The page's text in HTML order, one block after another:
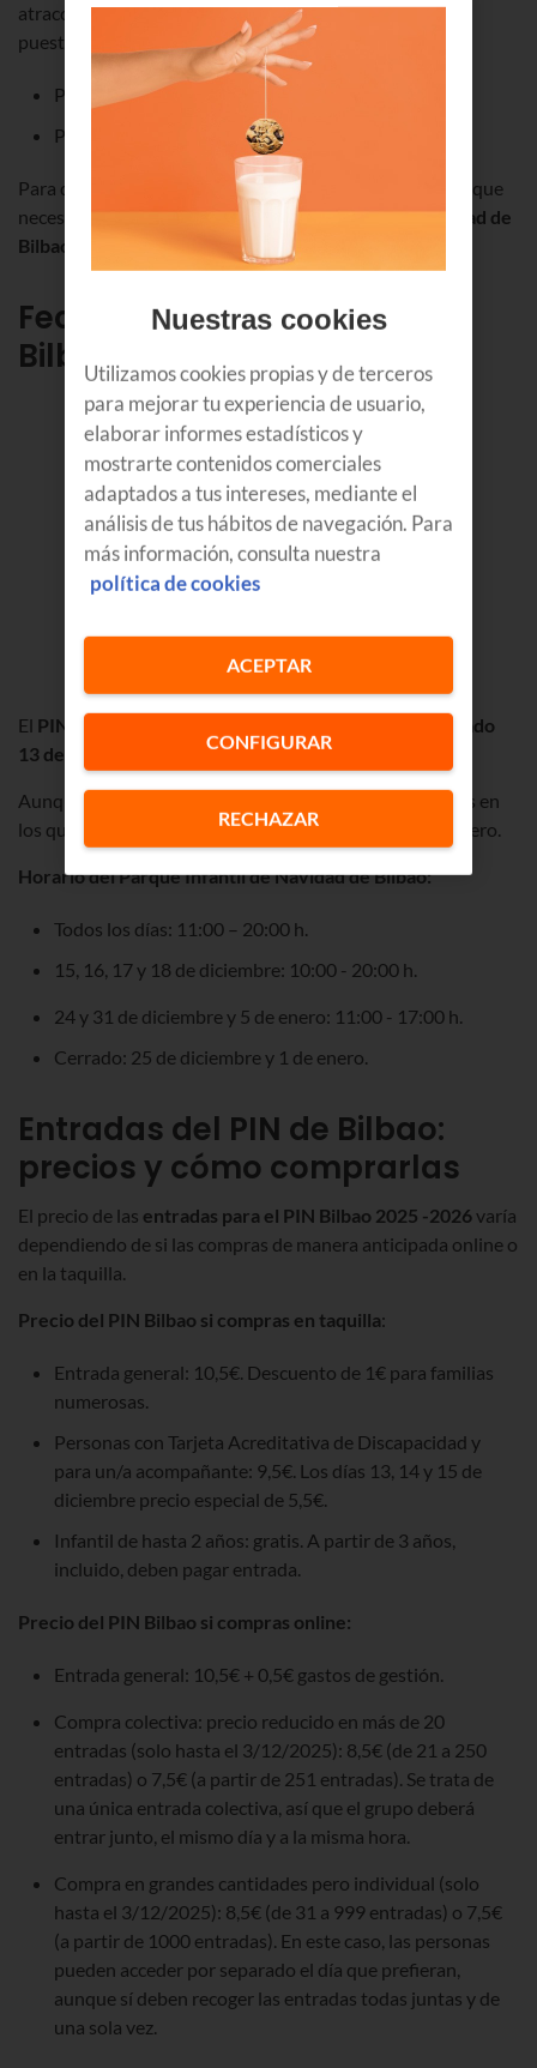
atracciones,actividades, talleres, torneos deportivos
puestos para comer
Pabellones 5 y 1: barracas.
Pabellones 3 y 1: talleres y actividades.
Para que no te pierdas nada, ahora te contamos todo lo que
necesitar saber para acudir al
Parque Infantil de Navidad de
Bilbao
2025 - 2026.
Fechas y horario del PIN en
Bilbao 2025 - 2026
Fuente:PIN Bilbao
El PIN en Bilbao 2025 – 2026
sábado
13 de diciembre al lunes 5 de enero.
Aunque debes tener en cuenta que hay
días festivos en
los que permanecerá cerrado: 25 de diciembre
y 1 de enero.
Horario del Parque Infantil de Navidadde Bilbao:
Todos los días: 11:00 – 20:00 h.
15, 16, 17 y 18 de diciembre: 10:00 - 20:00 h.
24 y 31 de diciembre y 5 de enero: 11:00 - 17:00 h.
Cerrado: 25 de diciembre y 1 de enero.
Entradas del PIN de Bilbao:
precios y cómo comprarlas
El precio de las entradas para el PIN Bilbao 2025 -2026varía
dependiendo de si las compras de manera anticipada online o
en la taquilla.
Precio del PIN Bilbao si compras en taquilla:
Entrada general: 10,5€. Descuento de 1€ para familias
numerosas.
Personas con Tarjeta Acreditativa de Discapacidad y
para un/a acompañante: 9,5€. Los días 13, 14 y 15 de
diciembre precio especial de 5,5€.
Infantil de hasta 2 años: gratis. A partir de 3 años,
incluido, deben pagar entrada.
Precio del PIN Bilbao si compras online:
Entrada general: 10,5€ + 0,5€ gastos de gestión.
Compra colectiva: precio reducido en más de 20
entradas (solo hasta el 3/12/2025): 8,5€ (de 21 a 250
entradas) o 7,5€ (a partir de 251 entradas). Se trata de
una única entrada colectiva, así que el grupo deberá
entrar junto, el mismo día y a la misma hora.
Compra en grandes cantidades pero individual (solo
hasta el 3/12/2025): 8,5€ (de 31 a 999 entradas) o 7,5€
(a partir de 1000 entradas). En este caso, las personas
pueden acceder por separado el día que prefieran,
aunque sí deben recoger las entradas todas juntas y de
una sola vez.
Nuestras cookies
Utilizamos cookies propias y de terceros
para mejorar tu experiencia de usuario,
elaborar informes estadísticos y
mostrarte contenidos comerciales
adaptados a tus intereses, mediante el
análisis de tus hábitos de navegación. Para
más información, consulta nuestra
política de cookies
CONFIGURAR
RECHAZAR
ACEPTAR